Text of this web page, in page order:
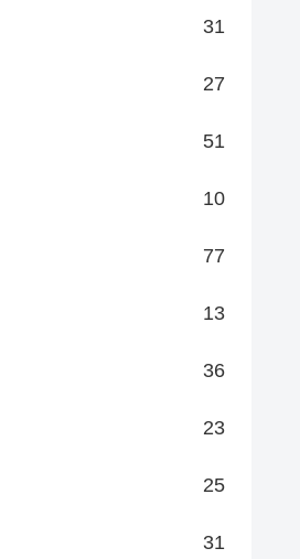
31
27
51
10
77
13
36
23
25
31